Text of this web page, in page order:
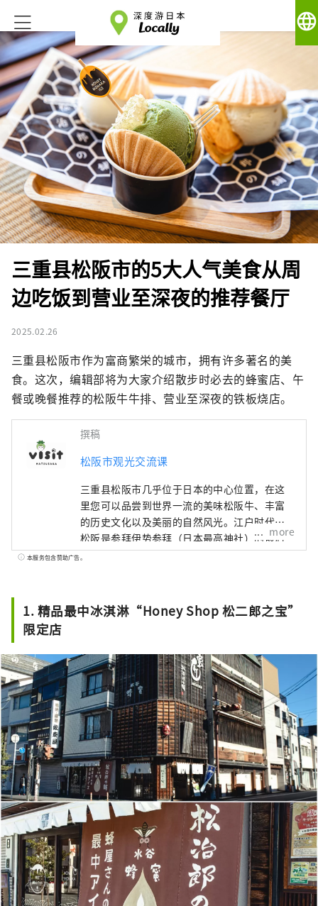
language
三重县松阪市的5大人气美食从周
边吃饭到营业至深夜的推荐餐厅
2025.02.26
三重县松阪市作为富商繁栄的城市，拥有许多著名的美
食。这次，编辑部将为大家介绍散步时必去的蜂蜜店、午
餐或晚餐推荐的松阪牛牛排、营业至深夜的铁板烧店。
撰稿
松阪市观光交流课
三重县松阪市几乎位于日本的中心位置，在这
里您可以品尝到世界一流的美味松阪牛、丰富
的历史文化以及美丽的自然风光。江户时代，
松阪是参拜伊势参拜（日本最高神社）的最后
驿站。这些商人在江户成功地进行了松阪棉花
more
本服务包含赞助广告。
1. 精品最中冰淇淋“Honey Shop 松二郎之宝”
限定店